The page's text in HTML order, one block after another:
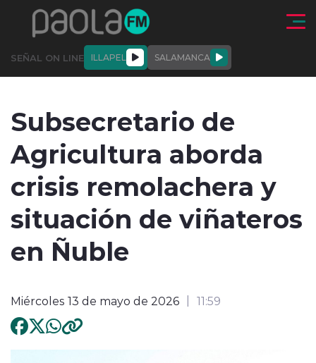
Click acá para ir directamente al contenido
SEÑAL ON LINE ILLAPEL SALAMANCA
DEPORTES
modo claro
Subsecretario de
Agricultura aborda
crisis remolachera y
situación de viñateros
en Ñuble
Miércoles 13 de mayo de 2026 11:59